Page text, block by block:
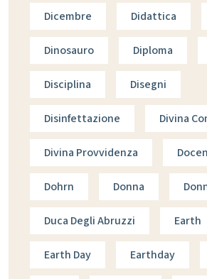
Dicembre Didattica
Dinosauro Diploma
Disciplina Disegni
Disinfettazione Divina
Divina Provvidenza
Dohrn Donna
Duca Degli Abruzzi Earth
Earth Day Earthday